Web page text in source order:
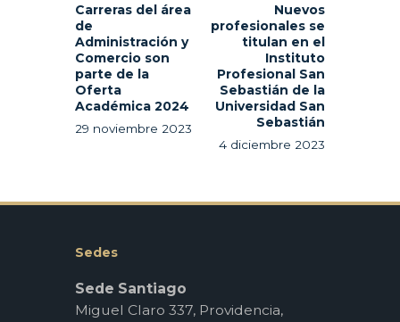
Carreras del área
de
Administración y
Comercio son
parte de la
Oferta
Académica 2024
29 noviembre 2023
Nuevos
profesionales se
titulan en el
Instituto
Profesional San
Sebastián de la
Universidad San
Sebastián
4 diciembre 2023
Sedes
Sede Santiago
Miguel Claro 337, Providencia,